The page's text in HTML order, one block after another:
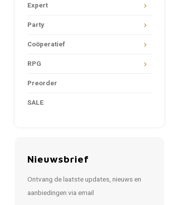
Expert
Party
Coöperatief
RPG
Preorder
SALE
Nieuwsbrief
Ontvang de laatste updates, nieuws en
aanbiedingen via email